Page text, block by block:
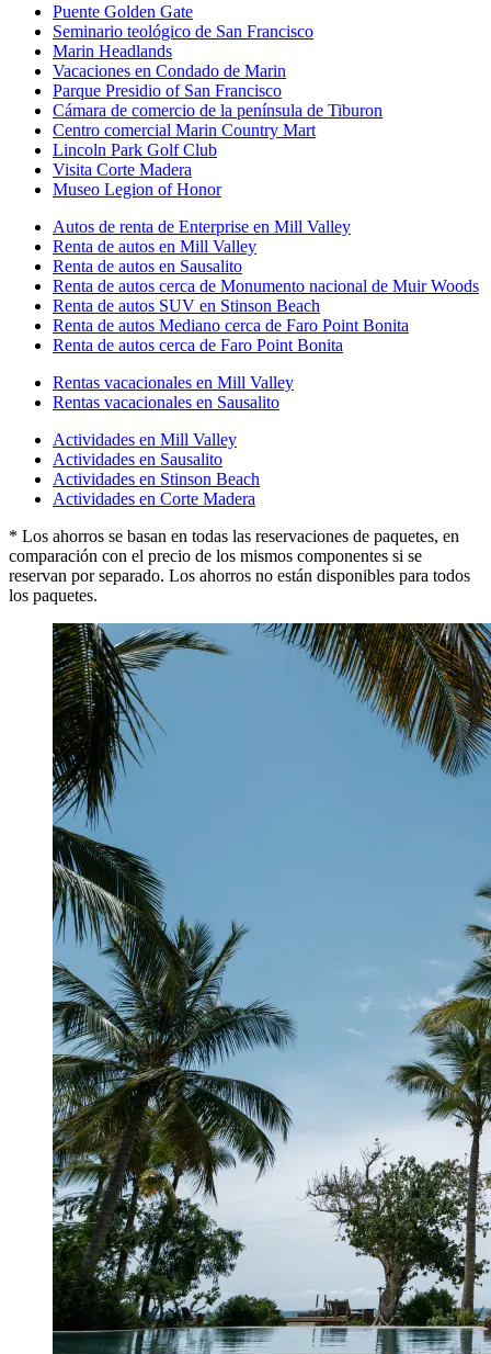
Puente Golden Gate
Seminario teológico de San Francisco
Marin Headlands
Vacaciones en Condado de Marin
Parque Presidio of San Francisco
Cámara de comercio de la península de Tiburon
Centro comercial Marin Country Mart
Lincoln Park Golf Club
Visita Corte Madera
Museo Legion of Honor
Autos de renta de Enterprise en Mill Valley
Renta de autos en Mill Valley
Renta de autos en Sausalito
Renta de autos cerca de Monumento nacional de Muir Woods
Renta de autos SUV en Stinson Beach
Renta de autos Mediano cerca de Faro Point Bonita
Renta de autos cerca de Faro Point Bonita
Rentas vacacionales en Mill Valley
Rentas vacacionales en Sausalito
Actividades en Mill Valley
Actividades en Sausalito
Actividades en Stinson Beach
Actividades en Corte Madera
* Los ahorros se basan en todas las reservaciones de paquetes, en
comparación con el precio de los mismos componentes si se
reservan por separado. Los ahorros no están disponibles para todos
los paquetes.